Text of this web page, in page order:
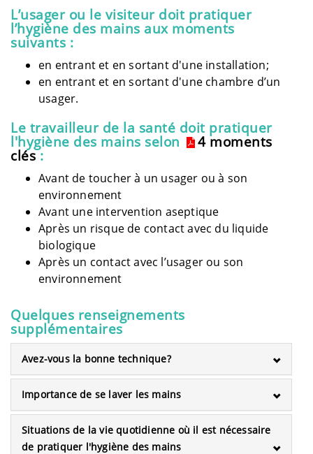
L’usager ou le visiteur doit pratiquer
l’hygiène des mains aux moments
suivants :
en entrant et en sortant d'une installation;
en entrant et en sortant d'une chambre d’un
usager.
Le travailleur de la santé doit pratiquer
l'hygiène des mains selon 4 moments
clés:
Avant de toucher à un usager ou à son
environnement
Avant une intervention aseptique
Après un risque de contact avec du liquide
biologique
Après un contact avec l’usager ou son
environnement
Quelques renseignements
supplémentaires
Avez-vous la bonne technique?
Importance de se laver les mains
Situations de la vie quotidienne où il est nécessaire
de pratiquer l'hygiène des mains